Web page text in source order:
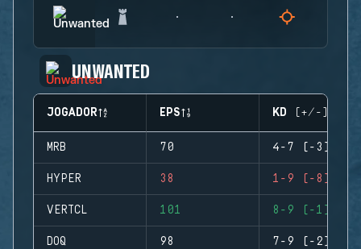
UNWANTED
JOGADOR EPS KD (+/-)
MRB 70 4-7 (-3)
HYPER 38 1-9 (-8)
VERTCL 101 8-9 (-1)
DOQ 98 7-9 (-2)